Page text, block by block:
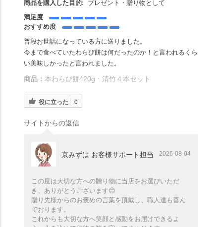
商品を購入した目的:
プレゼント・贈り物として
満足度
おすすめ度
普段お世話になっている方に送りました。
今まで食べていたわらび餅は何だったのか！と言われるくら
い美味しかったと言われました。
商品： 本わらび餅420g・清竹４本セット
役に立った 0
サイトからの返信
京みずは お客様サポート担当 2026-08-04
この度は大切な方への贈り物に当店をお選びいただ
き、ありがとうございます😊
贈り先様からのお褒めの言葉を頂戴し、職人達も喜ん
でおります。
これからも大切な方へ笑顔と感動をお届けできるよ